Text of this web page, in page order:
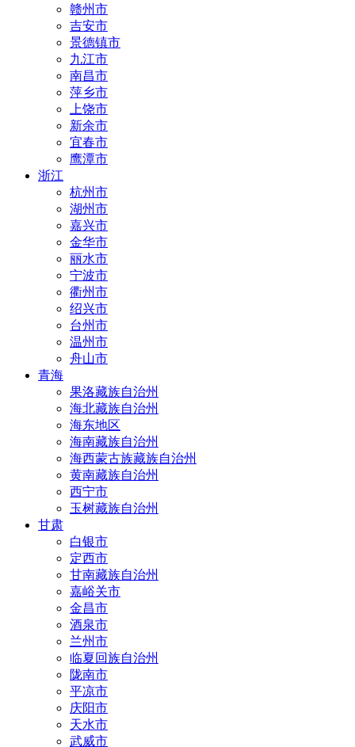
赣州市
吉安市
景德镇市
九江市
南昌市
萍乡市
上饶市
新余市
宜春市
鹰潭市
浙江
杭州市
湖州市
嘉兴市
金华市
丽水市
宁波市
衢州市
绍兴市
台州市
温州市
舟山市
青海
果洛藏族自治州
海北藏族自治州
海东地区
海南藏族自治州
海西蒙古族藏族自治州
黄南藏族自治州
西宁市
玉树藏族自治州
甘肃
白银市
定西市
甘南藏族自治州
嘉峪关市
金昌市
酒泉市
兰州市
临夏回族自治州
陇南市
平凉市
庆阳市
天水市
武威市